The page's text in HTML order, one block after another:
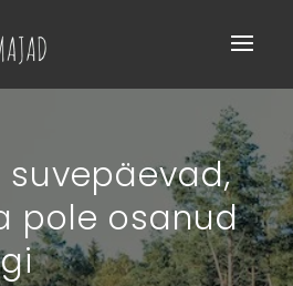
pole osanud